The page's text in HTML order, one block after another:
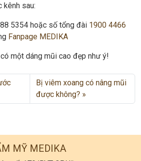
kênh sau:
5354 hoặc số tổng đài 1900 4466
Fanpage MEDIKA
một dáng mũi cao đẹp như ý!
Bị viêm xoang có nâng mũi
được không?
MỸ MEDIKA